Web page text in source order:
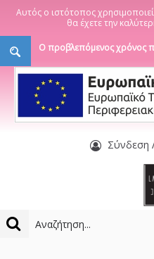
Αυτός ο ιστότοπος
θα έχετε την
Ο προβλεπόμενος χρόνος
Σύνδεση